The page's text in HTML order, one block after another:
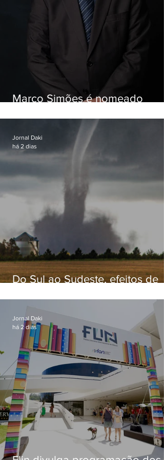
Marco Simões é nomeado
Do Sul ao Sudeste, efeitos de
apreensão na população
Jornal Daki
há 2 dias
Jornal Daki
há 2 dias